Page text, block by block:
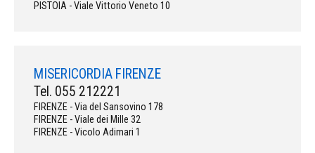
PISTOIA - Viale Vittorio Veneto 10
MISERICORDIA FIRENZE
Tel. 055 212221
FIRENZE - Via del Sansovino 178
FIRENZE - Viale dei Mille 32
FIRENZE - Vicolo Adimari 1